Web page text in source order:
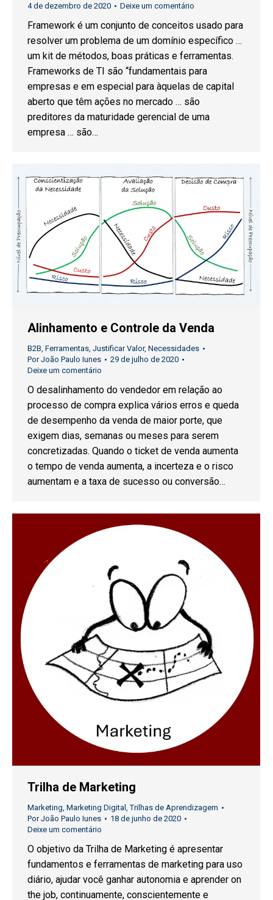
4 de dezembro de 2020
Deixe um comentário
Framework é um conjunto de conceitos usado para
resolver um problema de um domínio específico …
um kit de métodos, boas práticas e ferramentas.
Frameworks de TI são “fundamentais para
empresas e em especial para àquelas de capital
aberto que têm ações no mercado … são
preditores da maturidade gerencial de uma
empresa … são…
Alinhamento e Controle da Venda
B2B, Ferramentas, Justificar Valor, Necessidades
PorJoão Paulo Iunes
29 de julho de 2020
Deixe um comentário
O desalinhamento do vendedor em relação ao
processo de compra explica vários erros e queda
de desempenho da venda de maior porte, que
exigem dias, semanas ou meses para serem
concretizadas. Quando o ticket de venda aumenta
o tempo de venda aumenta, a incerteza e o risco
aumentam e a taxa de sucesso ou conversão…
Trilha de Marketing
Marketing Marketing Digital ,Trilhas de Aprendizagem
PorJoão Paulo Iunes
18 de junho de 2020
Deixe um comentário
O objetivo da Trilha de Marketing é apresentar
fundamentos e ferramentas de marketing para uso
diário, ajudar você ganhar autonomia e aprender on
the job, continuamente, conscientemente e